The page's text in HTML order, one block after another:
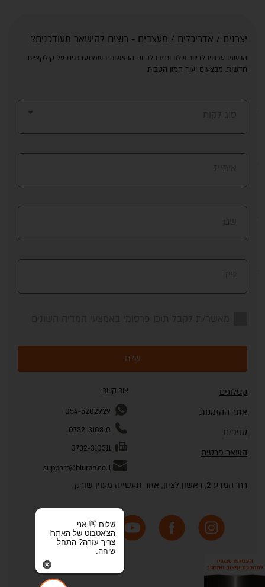
יצרנים / אדריכלים / מעצבים - רוצים להישאר מעודכנים?
הרשמו עכשיו לדיוור שלנו ותזכו להיות הראשונים שמתעדכנים על קולקציות
חדשות, מבצעים ועוד המון הטבות
שלח
קטלוגים
אתר ההזמנות
סניפים
השאר פרטים
צור קשר:
054-5202929
0732-310310
0732-310311
support@bluran.co.il
רח' המדע 2, ראשון לציון, אזור תעשייה מעוין שורק
שלום 👋 אני
הצ'אטבוט של האתר!
צריך עזרה? התחל
שיחה.